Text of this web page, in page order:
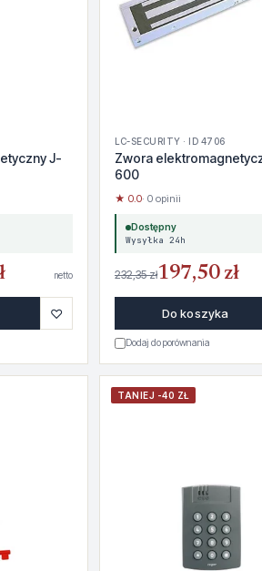
J-
netto
♡
LC-SECURITY · ID 4706
Zwora
600
★ 0.0· 0 opinii
Dostępny
Wysyłka 24h
232,35 zł197,50 zł
Do koszyka
Dodaj do porównania
TANIEJ -40 ZŁ